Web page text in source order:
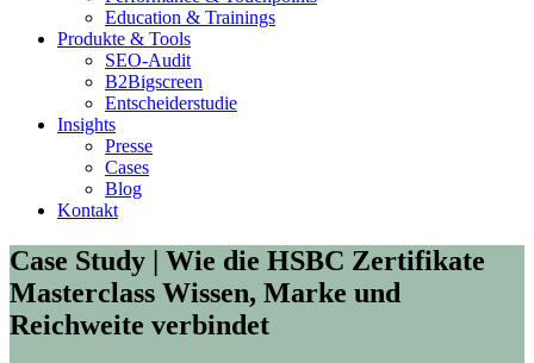
Education & Trainings
Produkte & Tools
SEO-Audit
B2Bigscreen
Entscheiderstudie
Insights
Presse
Cases
Blog
Kontakt
Case Study | Wie die HSBC Zertifikate
Masterclass Wissen, Marke und
Reichweite verbindet